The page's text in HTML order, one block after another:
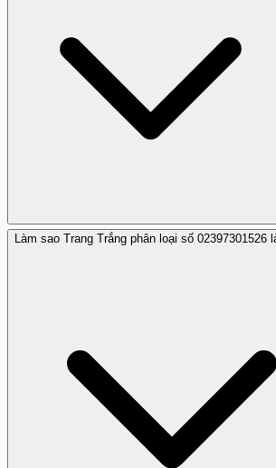
Không nên tin tưởng và tuyệt đối
Làm sao Trang Trắng phân loại số 02397301526